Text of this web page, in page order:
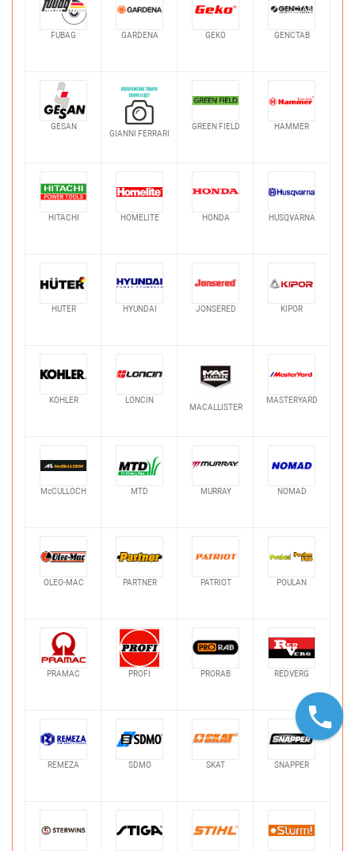
FUBAG GARDENA GEKO GENCTAB
GESAN
GIANNI FERRARI
GREEN FIELD HAMMER
HITACHI HOMELITE HONDA HUSQVARNA
HUTER HYUNDAI JONSERED KIPOR
KOHLER LONCIN
MACALLISTER
MASTERYARD
McCULLOCH MTD MURRAY NOMAD
OLEO-MAC PARTNER PATRIOT POULAN
PRAMAC PROFI PRORAB REDVERG
REMEZA SDMO SKAT SNAPPER